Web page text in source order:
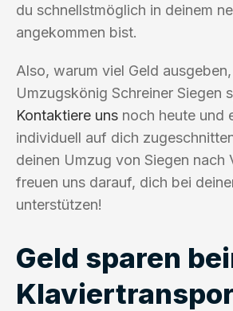
du schnellstmöglich in deinem
angekommen bist.
Also, warum viel Geld
Umzugskönig Schreiner Siegen
Kontaktiere uns noch heute und
individuell auf dich
deinen Umzug von Siegen nach
freuen uns darauf, dich bei
unterstützen!
Geld sparen